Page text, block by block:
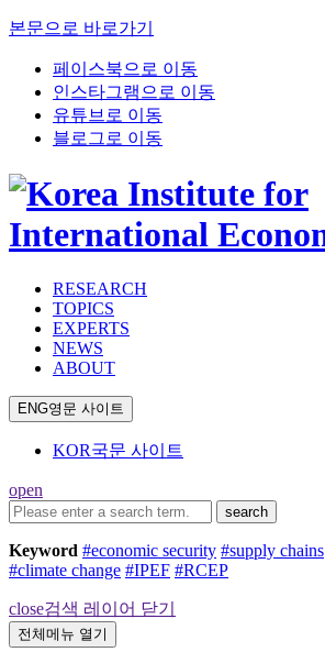
본문으로 바로가기
페이스북으로 이동
인스타그램으로 이동
유튜브로 이동
블로그로 이동
RESEARCH
TOPICS
EXPERTS
NEWS
ABOUT
ENG영문 사이트
KOR국문 사이트
open
search
Keyword #economic security #supply chains
#climate change #IPEF #RCEP
close검색 레이어 닫기
전체메뉴 열기